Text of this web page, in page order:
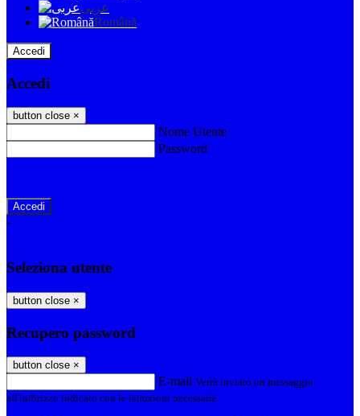
عربى
Română
Accedi
Accedi
button close ×
Nome Utente
Password
-
Seleziona utente
button close ×
Recupero password
button close ×
E-mail Verrà inviato un messaggio
all'indirizzo indicato con le istruzioni necessarie.